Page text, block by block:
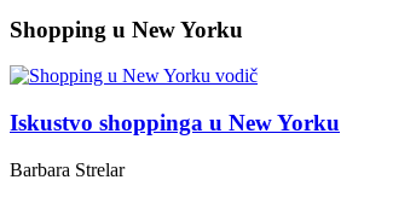
Shopping u New Yorku
Iskustvo shoppinga u New Yorku
Barbara Strelar